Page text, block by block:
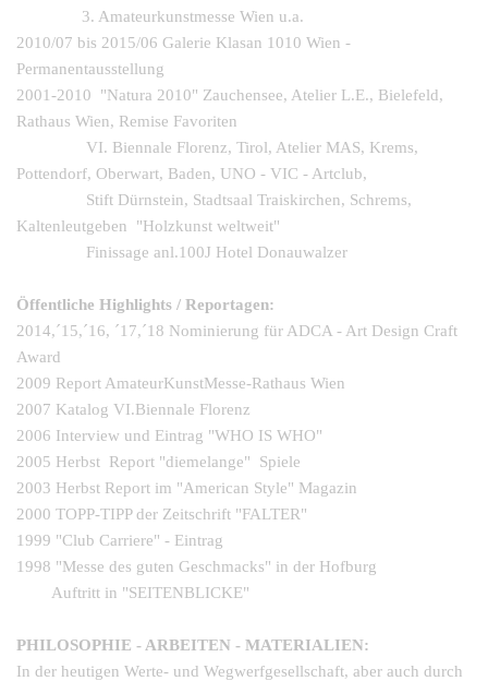
3. Amateurkunstmesse Wien u.a.
2010/07 bis 2015/06 Galerie Klasan 1010 Wien -
Permanentausstellung
2001-2010 "Natura 2010" Zauchensee, Atelier L.E., Bielefeld,
Rathaus Wien, Remise Favoriten
VI. Biennale Florenz, Tirol, Atelier MAS, Krems,
Pottendorf, Oberwart, Baden, UNO - VIC - Artclub,
Stift Dürnstein, Stadtsaal Traiskirchen, Schrems,
Kaltenleutgeben "Holzkunst weltweit"
Finissage anl.100J Hotel Donauwalzer
Öffentliche Highlights / Reportagen:
2014,´15,´16, ´17,´18 Nominierung für ADCA - Art Design Craft
Award
2009 Report AmateurKunstMesse-Rathaus Wien
2007 Katalog VI.Biennale Florenz
2006 Interview und Eintrag "WHO IS WHO"
2005 Herbst Report "diemelange" Spiele
2003 Herbst Report im "American Style" Magazin
2000 TOPP-TIPP der Zeitschrift "FALTER"
1999 "Club Carriere" - Eintrag
1998 "Messe des guten Geschmacks" in der Hofburg
Auftritt in "SEITENBLICKE"
PHILOSOPHIE - ARBEITEN - MATERIALIEN:
In der heutigen Werte- und Wegwerfgesellschaft, aber auch durch